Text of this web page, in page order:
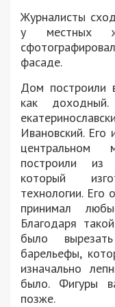
Журналисты
у местных
фасаде.
Дом построили
как
Ивановский. Его
центральном
построили из
который
технологии. Его
принимал
Благодаря
было
барельефы,
изначально
было. Фигуры
позже.